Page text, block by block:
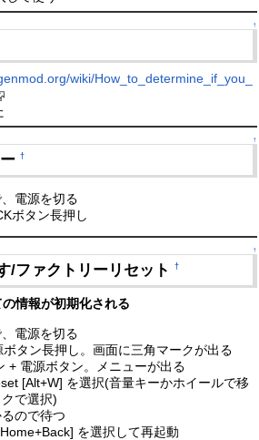
↑
wiki/How_to_determine_if_you_
↑
ー†
電源を切る
ボタン長押し
↑
/ファクトリーリセット†
情報が初期化される
電源を切る
タン長押し。画面に三角マークが出る
+ 電源ボタン。メニューが出る
[Alt+W] を選択(音量キーかホイールで移
で選択)
ので待つ
を選択して再起動